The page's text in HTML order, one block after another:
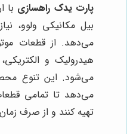
پارت یدک راهسازی با
بیل مکانیکی ولوو،
می‌دهد. از قطعات
هیدرولیک و
می‌شود. این تنوع
می‌دهد تا تمامی
تهیه کنند و از صرف